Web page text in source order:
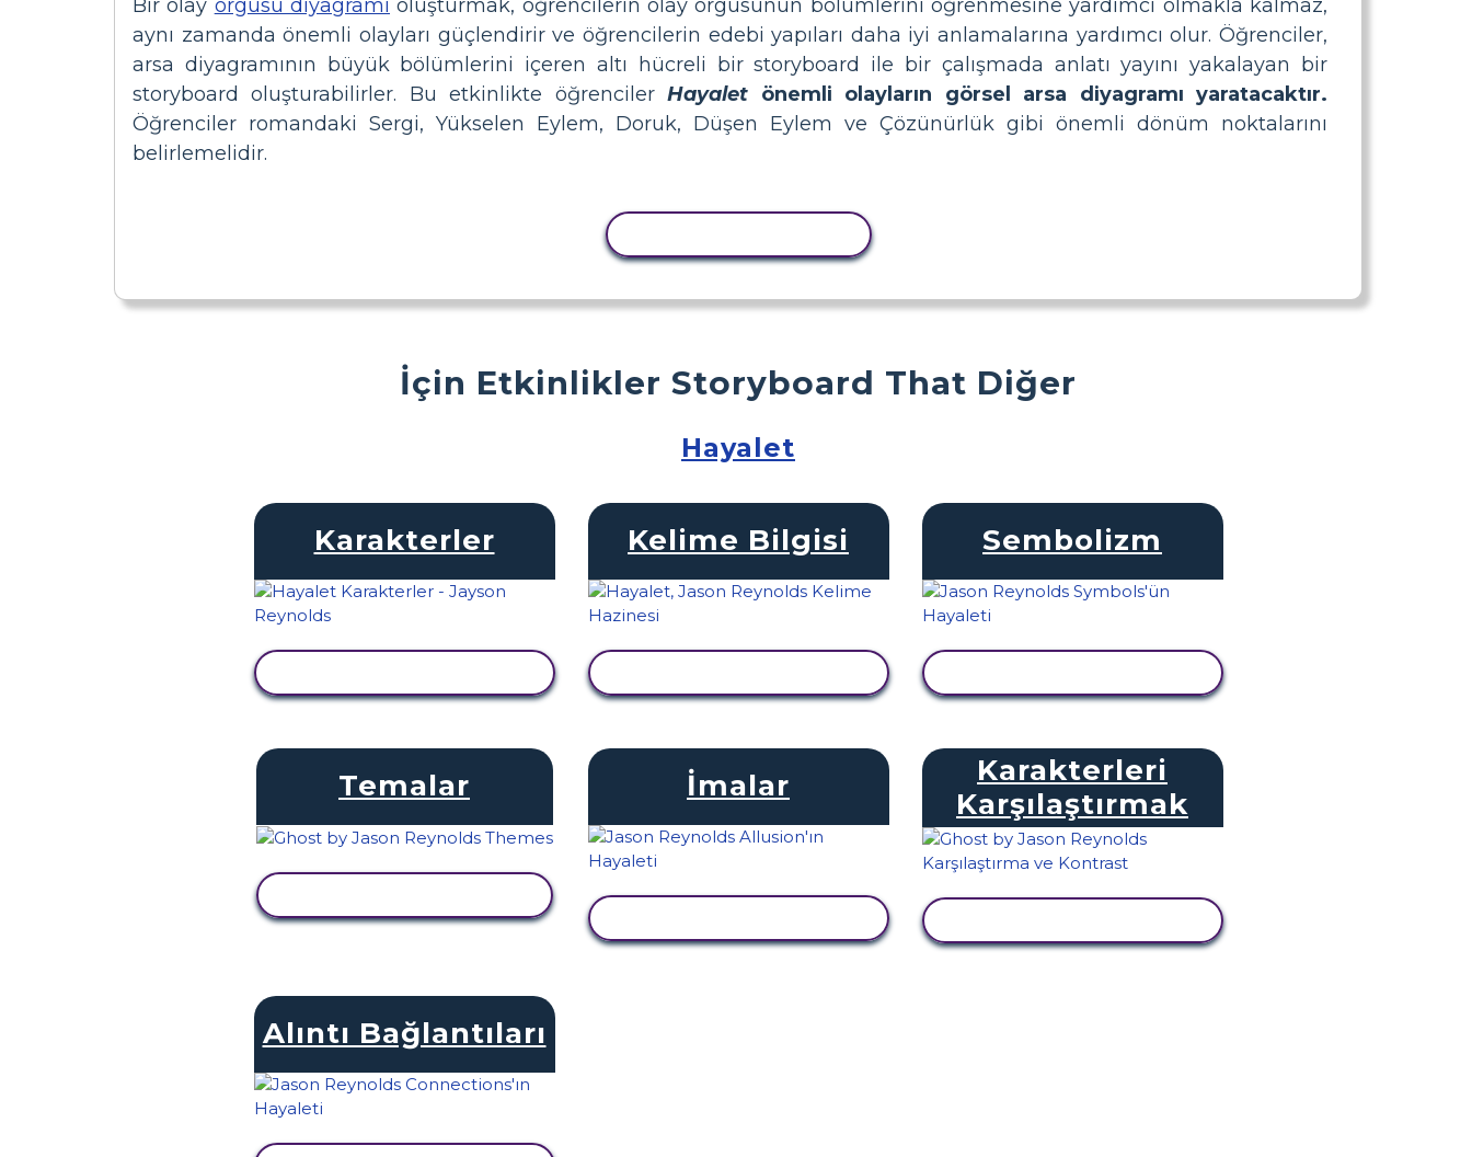
Bir olay örgüsü diyagramı oluşturmak, öğrencilerin olay örgüsünün bölümlerini öğrenmesine yardımcı olmakla kalmaz,
aynı zamanda önemli olayları güçlendirir ve öğrencilerin edebi yapıları daha iyi anlamalarına yardımcı olur. Öğrenciler,
arsa diyagramının büyük bölümlerini içeren altı hücreli bir storyboard ile bir çalışmada anlatı yayını yakalayan bir
storyboard oluşturabilirler. Bu etkinlikte öğrencilerHayalet önemli olayların görsel arsa diyagramı yaratacaktır.
Öğrenciler romandaki Sergi, Yükselen Eylem, Doruk, Düşen Eylem ve Çözünürlük gibi önemli dönüm noktalarını
belirlemelidir.
İçin Etkinlikler Storyboard That Diğer
Hayalet
Karakterler Kelime Bilgisi Sembolizm
Temalar İmalar
Karakterleri
Karşılaştırmak
Alıntı Bağlantıları